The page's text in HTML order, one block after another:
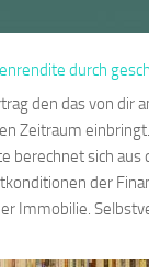
durch
den das von dir
Zeitraum
berechnet sich aus
der
Immobilie.